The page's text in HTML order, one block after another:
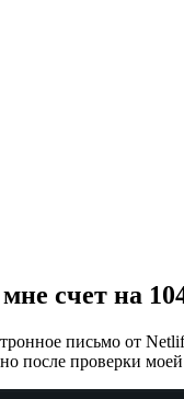
счет на
письмо от
после проверки